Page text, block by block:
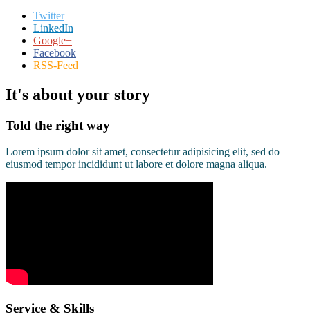
Twitter
LinkedIn
Google+
Facebook
RSS-Feed
It's about your story
Told the right way
Lorem ipsum dolor sit amet, consectetur adipisicing elit, sed do
eiusmod tempor incididunt ut labore et dolore magna aliqua.
Service & Skills